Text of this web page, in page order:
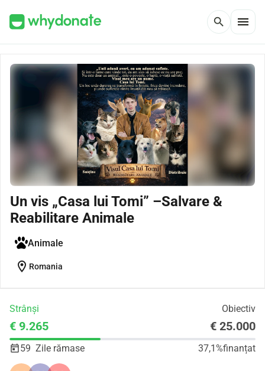
search menu
Un vis „Casa lui Tomi” –Salvare &
Reabilitare Animale
Animale
location_on Romania
Strânși Obiectiv
€ 9.265 € 25.000
59 Zile rămase 37,1%finanțat